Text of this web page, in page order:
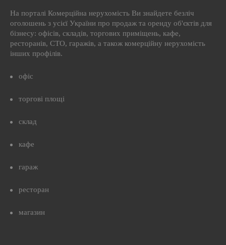
На порталі Комерційна нерухомість Ви знайдете безліч
оголошень з усієї України про продаж та оренду об'єктів для
бізнесу: офісів, складів, торгових приміщень, кафе,
ресторанів, СТО, гаражів, а також комерційну нерухомість
інших профілів.
офіс
торгові площі
склад
кафе
гараж
ресторан
магазин